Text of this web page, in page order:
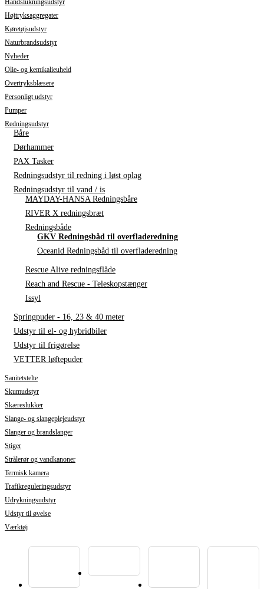
Håndslukningsudstyr
Højtryksaggregater
Køretøjsudstyr
Naturbrandsudstyr
Nyheder
Olie- og kemikalieuheld
Overtryksblæsere
Personligt udstyr
Pumper
Redningsudstyr
Båre
Dørhammer
PAX Tasker
Redningsudstyr til redning i løst oplag
Redningsudstyr til vand / is
MAYDAY-HANSA Redningsbåre
RIVER X redningsbræt
Redningsbåde
GKV Redningsbåd til overfladeredning
Oceanid Redningsbåd til overfladeredning
Rescue Alive redningsflåde
Reach and Rescue - Teleskopstænger
Issyl
Springpuder - 16, 23 & 40 meter
Udstyr til el- og hybridbiler
Udstyr til frigørelse
VETTER løftepuder
Sanitetstelte
Skumudstyr
Skæreslukker
Slange- og slangeplejeudstyr
Slanger og brandslanger
Stiger
Strålerør og vandkanoner
Termisk kamera
Trafikreguleringsudstyr
Udrykningsudstyr
Udstyr til øvelse
Værktøj